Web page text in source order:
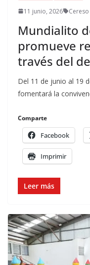
11 junio, 2026
Mundialito
promueve
través del
Del 11 de junio al 19
fomentará la
Comparte
Facebook
Imprimir
Leer más